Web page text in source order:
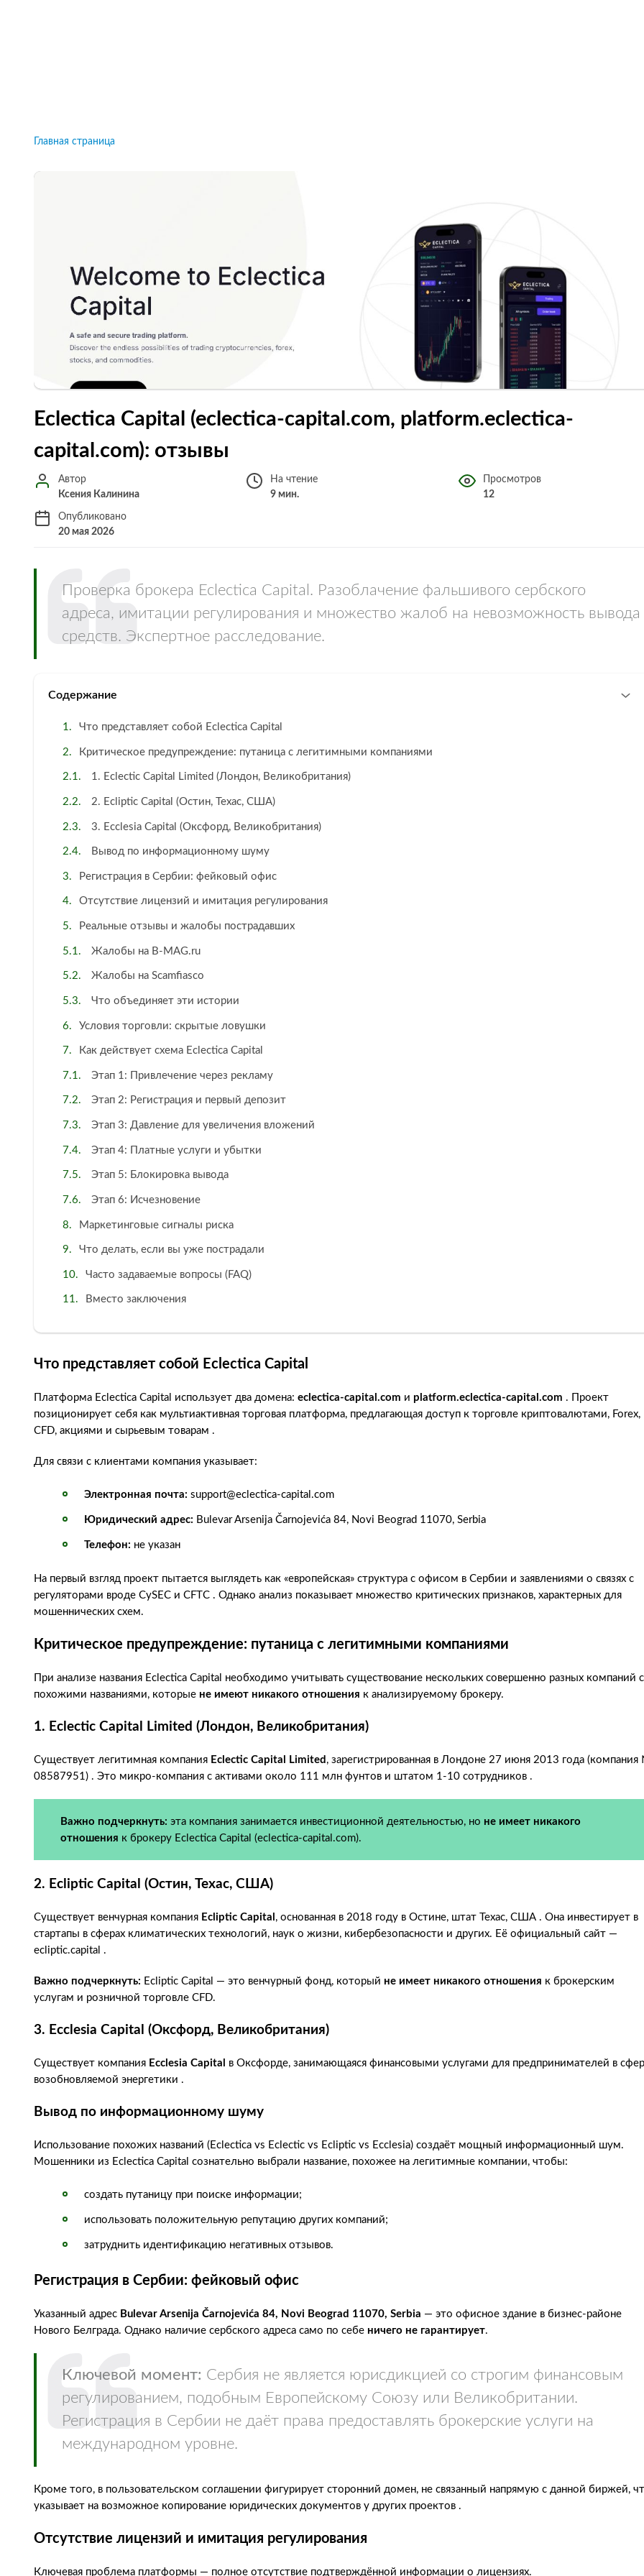
Главная страница
Eclectica Capital (eclectica-capital.com, platform.eclectica-
capital.com): отзывы
Автор
Ксения Калинина
На чтение
9 мин.
Просмотров
12
Опубликовано
20 мая 2026
Проверка брокера Eclectica Capital. Разоблачение фальшивого сербского
адреса, имитации регулирования и множество жалоб на невозможность вывода
средств. Экспертное расследование.
Содержание
Что представляет собой Eclectica Capital
Критическое предупреждение: путаница с легитимными компаниями
1. Eclectic Capital Limited (Лондон, Великобритания)
2. Ecliptic Capital (Остин, Техас, США)
3. Ecclesia Capital (Оксфорд, Великобритания)
Вывод по информационному шуму
Регистрация в Сербии: фейковый офис
Отсутствие лицензий и имитация регулирования
Реальные отзывы и жалобы пострадавших
Жалобы на B-MAG.ru
Жалобы на Scamfiasco
Что объединяет эти истории
Условия торговли: скрытые ловушки
Как действует схема Eclectica Capital
Этап 1: Привлечение через рекламу
Этап 2: Регистрация и первый депозит
Этап 3: Давление для увеличения вложений
Этап 4: Платные услуги и убытки
Этап 5: Блокировка вывода
Этап 6: Исчезновение
Маркетинговые сигналы риска
Что делать, если вы уже пострадали
Часто задаваемые вопросы (FAQ)
Вместо заключения
Что представляет собой Eclectica Capital
Платформа Eclectica Capital использует два домена: eclectica-capital.com и platform.eclectica-capital.com . Проект
позиционирует себя как мультиактивная торговая платформа, предлагающая доступ к торговле криптовалютами, Forex,
CFD, акциями и сырьевым товарам .
Для связи с клиентами компания указывает:
Электронная почта: support@eclectica-capital.com
Юридический адрес: Bulevar Arsenija Čarnojevića 84, Novi Beograd 11070, Serbia
Телефон: не указан
На первый взгляд проект пытается выглядеть как «европейская» структура с офисом в Сербии и заявлениями о связях с
регуляторами вроде CySEC и CFTC . Однако анализ показывает множество критических признаков, характерных для
мошеннических схем.
Критическое предупреждение: путаница с легитимными компаниями
При анализе названия Eclectica Capital необходимо учитывать существование нескольких совершенно разных компаний с
похожими названиями, которые не имеют никакого отношения к анализируемому брокеру.
1. Eclectic Capital Limited (Лондон, Великобритания)
Существует легитимная компания Eclectic Capital Limited , зарегистрированная в Лондоне 27 июня 2013 года
08587951) . Это микро-компания с активами около 111 млн фунтов и штатом 1-10 сотрудников .
Важно подчеркнуть: эта компания занимается инвестиционной деятельностью, но не имеет никакого
отношения к брокеру Eclectica Capital (eclectica-capital.com).
2. Ecliptic Capital (Остин, Техас, США)
Существует венчурная компания Ecliptic Capital , основанная в 2018 году в Остине, штат Техас, США . Она инвестирует в
стартапы в сферах климатических технологий, наук о жизни, кибербезопасности и других. Её официальный сайт —
ecliptic.capital .
Важно подчеркнуть: Ecliptic Capital — это венчурный фонд, который не имеет никакого отношения к брокерским
услугам и розничной торговле CFD.
3. Ecclesia Capital (Оксфорд, Великобритания)
Существует компания Ecclesia Capital
в Оксфорде, занимающаяся финансовыми услугами для предпринимателей в
возобновляемой энергетики .
Вывод по информационному шуму
Использование похожих названий (Eclectica vs Eclectic vs Ecliptic vs Ecclesia) создаёт мощный информационный шум.
Мошенники из Eclectica Capital сознательно выбрали название, похожее на легитимные компании, чтобы:
создать путаницу при поиске информации;
использовать положительную репутацию других компаний;
затруднить идентификацию негативных отзывов.
Регистрация в Сербии: фейковый офис
Указанный адрес Bulevar Arsenija Čarnojevića 84, Novi Beograd 11070, Serbia — это офисное здание в бизнес-районе
Нового Белграда. Однако наличие сербского адреса само по себе ничего не гарантирует.
Ключевой момент: Сербия не является юрисдикцией со строгим финансовым
регулированием, подобным Европейскому Союзу или Великобритании.
Регистрация в Сербии не даёт права предоставлять брокерские услуги на
международном уровне.
Кроме того, в пользовательском соглашении фигурирует сторонний домен, не связанный напрямую с данной биржей,
указывает на возможное копирование юридических документов у других проектов .
Отсутствие лицензий и имитация регулирования
Ключевая проблема платформы — полное отсутствие подтверждённой информации о лицензиях.